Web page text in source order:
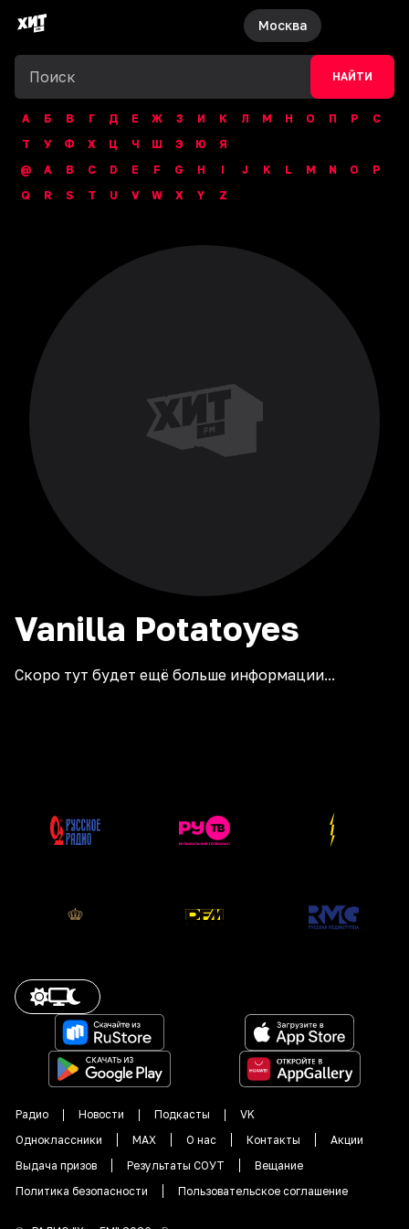
Москва
НАЙТИ
А Б В Г Д Е Ж З И К Л М Н О П Р
С
Т
У Ф Х Ц Ч Ш Э Ю
Я
@
A B C D E F G H I J K L M N O
P
Q
R S T U V W X Y Z
Vanilla Potatoyes
Скоро тут будет ещё больше информации...
Радио Новости Подкасты
VK
Одноклассники
MAX О нас Контакты
Акции
Выдача призов
Результаты СОУТ
Вещание
Политика безопасности
Пользовательское соглашение